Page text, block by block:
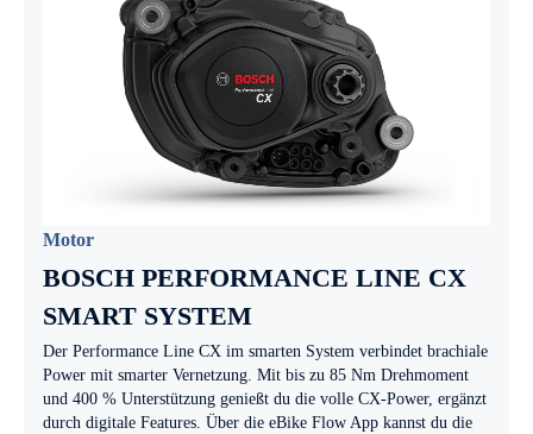
Motor
BOSCH PERFORMANCE LINE CX
SMART SYSTEM
Der Performance Line CX im smarten System verbindet brachiale
Power mit smarter Vernetzung. Mit bis zu 85 Nm Drehmoment
und 400 % Unterstützung genießt du die volle CX-Power, ergänzt
durch digitale Features. Über die eBike Flow App kannst du die